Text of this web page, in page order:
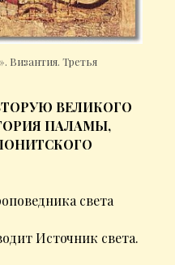
Византия. Третья
ВЕЛИКОГО
ПАЛАМЫ,
света
Источник света.